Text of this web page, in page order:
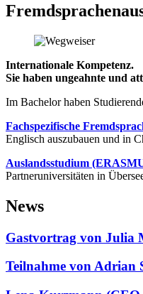
Internationale Kompetenz.
Sie haben ungeahnte und
Im Bachelor haben
Fachspezifische
Englisch auszubauen und in
Auslandsstudium
Partneruniversitäten in
News
Gastvortrag von Julia
Teilnahme von Adrian